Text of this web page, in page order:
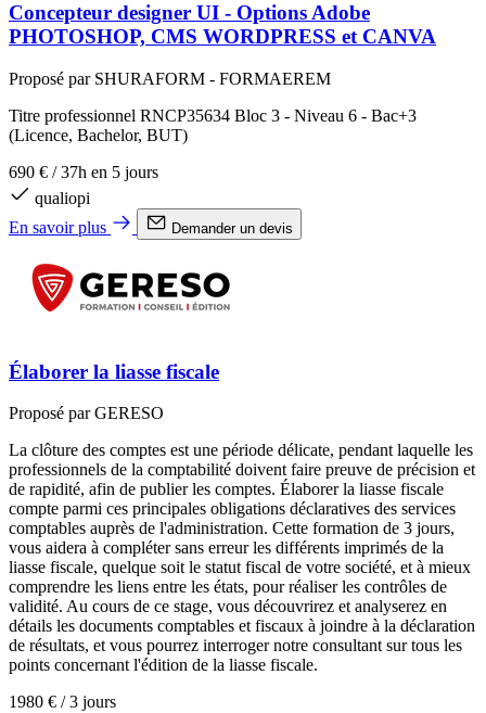
Concepteur designer UI - Options Adobe
PHOTOSHOP, CMS WORDPRESS et CANVA
Proposé par SHURAFORM - FORMAEREM
Titre professionnel RNCP35634 Bloc 3 - Niveau 6 - Bac+3
(Licence, Bachelor, BUT)
690 € / 37h en 5 jours
qualiopi
En savoir plus
Demander un devis
Élaborer la liasse fiscale
Proposé par GERESO
La clôture des comptes est une période délicate, pendant laquelle les
professionnels de la comptabilité doivent faire preuve de précision et
de rapidité, afin de publier les comptes. Élaborer la liasse fiscale
compte parmi ces principales obligations déclaratives des services
comptables auprès de l'administration. Cette formation de 3 jours,
vous aidera à compléter sans erreur les différents imprimés de la
liasse fiscale, quelque soit le statut fiscal de votre société, et à mieux
comprendre les liens entre les états, pour réaliser les contrôles de
validité. Au cours de ce stage, vous découvrirez et analyserez en
détails les documents comptables et fiscaux à joindre à la déclaration
de résultats, et vous pourrez interroger notre consultant sur tous les
points concernant l'édition de la liasse fiscale.
1980 € / 3 jours